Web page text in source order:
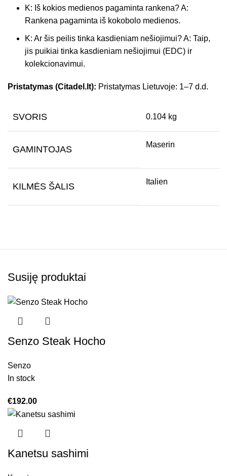
K: Iš kokios medienos pagaminta rankena? A:
Rankena pagaminta iš kokobolo medienos.
K: Ar šis peilis tinka kasdieniam nešiojimui? A: Taip,
jis puikiai tinka kasdieniam nešiojimui (EDC) ir
kolekcionavimui.
Pristatymas (Citadel.lt): Pristatymas Lietuvoje: 1–7 d.d.
SVORIS 0.104 kg
GAMINTOJAS Maserin
KILMĖS ŠALIS Italien
Susiję produktai
Senzo Steak Hocho
Senzo
In stock
€192.00
Kanetsu sashimi